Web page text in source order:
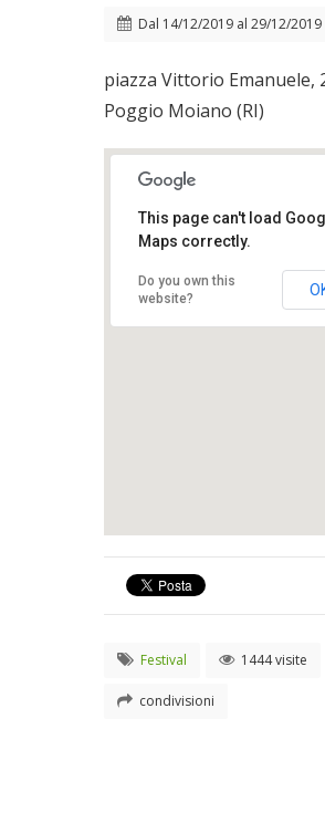
Dal 14/12/2019 al 29/12/2019
piazza Vittorio Emanuele,
Poggio Moiano (RI)
This page can't load
Maps correctly.
Do you own this
website?
Festival 1444 visite
condivisioni